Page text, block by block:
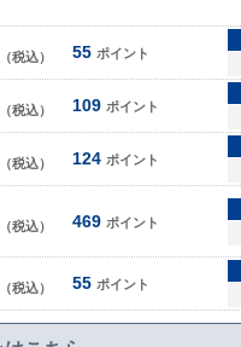
（税込） 55 ポイント
（税込） 109 ポイント
（税込） 124 ポイント
（税込） 469 ポイント
（税込） 55 ポイント